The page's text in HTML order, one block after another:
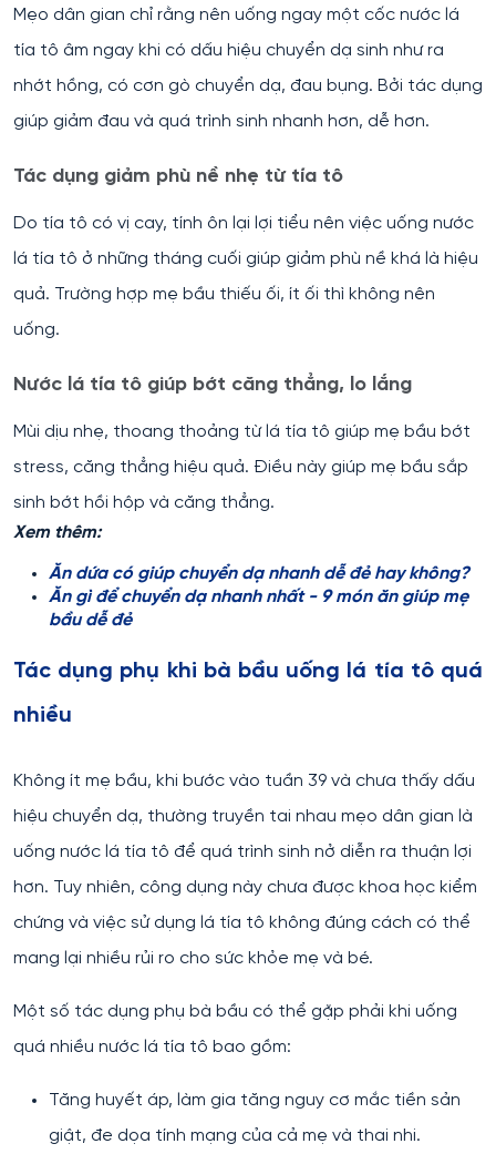
Mẹo dân gian chỉ rằng nên uống ngay một cốc nước lá
tía tô âm ngay khi có dấu hiệu chuyển dạ sinh như ra
nhớt hồng, có cơn gò chuyển dạ, đau bụng. Bởi tác dụng
giúp giảm đau và quá trình sinh nhanh hơn, dễ hơn.
Tác dụng giảm phù nề nhẹ từ tía tô
Do tía tô có vị cay, tính ôn lại lợi tiểu nên việc uống nước
lá tía tô ở những tháng cuối giúp giảm phù nề khá là hiệu
quả. Trường hợp mẹ bầu thiếu ối, ít ối thì không nên
uống.
Nước lá tía tô giúp bớt căng thẳng, lo lắng
Mùi dịu nhẹ, thoang thoảng từ lá tía tô giúp mẹ bầu bớt
stress, căng thẳng hiệu quả. Điều này giúp mẹ bầu sắp
sinh bớt hồi hộp và căng thẳng.
Xem thêm:
Ăn dứa có giúp chuyển dạ nhanh dễ đẻ hay không?
Ăn gì để chuyển dạ nhanh nhất - 9 món ăn giúp mẹ
bầu dễ đẻ
Tác dụng phụ khi bà bầu uống lá tía tô quá
nhiều
Không ít mẹ bầu, khi bước vào tuần 39 và chưa thấy dấu
hiệu chuyển dạ, thường truyền tai nhau mẹo dân gian là
uống nước lá tía tô để quá trình sinh nở diễn ra thuận lợi
hơn. Tuy nhiên, công dụng này chưa được khoa học kiểm
chứng và việc sử dụng lá tía tô không đúng cách có thể
mang lại nhiều rủi ro cho sức khỏe mẹ và bé.
Một số tác dụng phụ bà bầu có thể gặp phải khi uống
quá nhiều nước lá tía tô bao gồm:
Tăng huyết áp, làm gia tăng nguy cơ mắc tiền sản
giật, đe dọa tính mạng của cả mẹ và thai nhi.